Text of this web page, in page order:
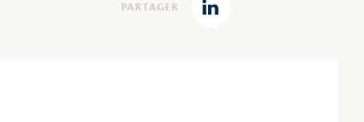
PARTAGER
Linkedin